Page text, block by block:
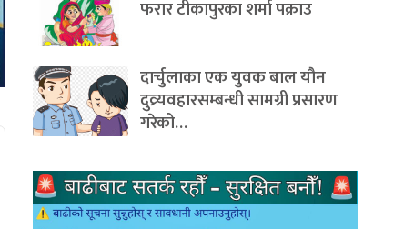
फरार टीकापुरका शर्मा पक्राउ
दार्चुलाका एक युवक बाल यौन
दुव्र्यवहारसम्बन्धी सामग्री प्रसारण
गरेको…